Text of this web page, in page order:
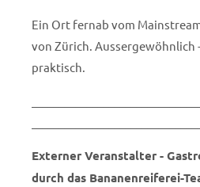
Ein Ort fernab vom
von Zürich. Aussergewöhnlich
praktisch.
Externer Veranstalter -
durch das Bananenreiferei-